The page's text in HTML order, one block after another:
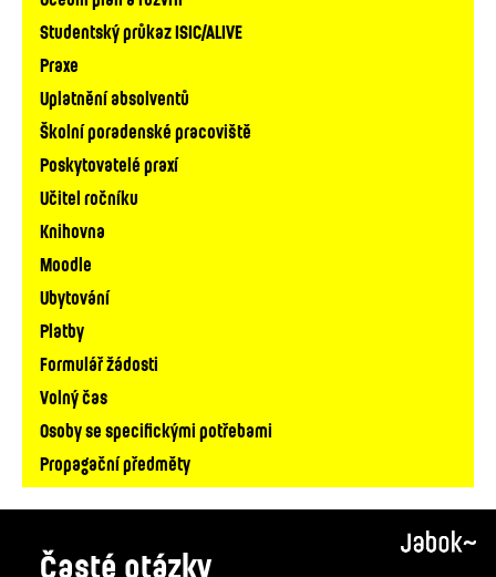
navigace
Studentský průkaz ISIC/ALIVE
Praxe
Uplatnění absolventů
Školní poradenské pracoviště
Poskytovatelé praxí
Učitel ročníku
Knihovna
Moodle
Ubytování
Platby
Formulář žádosti
Volný čas
Osoby se specifickými potřebami
Propagační předměty
Časté otázky